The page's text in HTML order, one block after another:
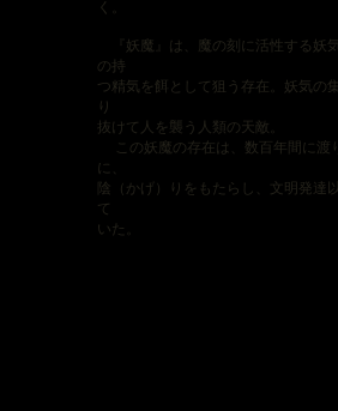
く。
『妖魔』は、魔の刻に活性する妖
の持
つ精気を餌として狙う存在。妖気の
り
抜けて人を襲う人類の天敵。
この妖魔の存在は、数百年間に渡
に、
陰（かげ）りをもたらし、文明発達
て
いた。